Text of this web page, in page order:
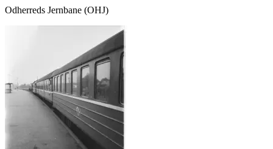
Odherreds Jernbane (OHJ)